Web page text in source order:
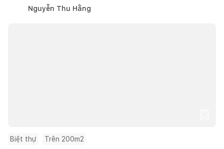
Nguyễn Thu Hằng
Biệt thự Trên 200m2